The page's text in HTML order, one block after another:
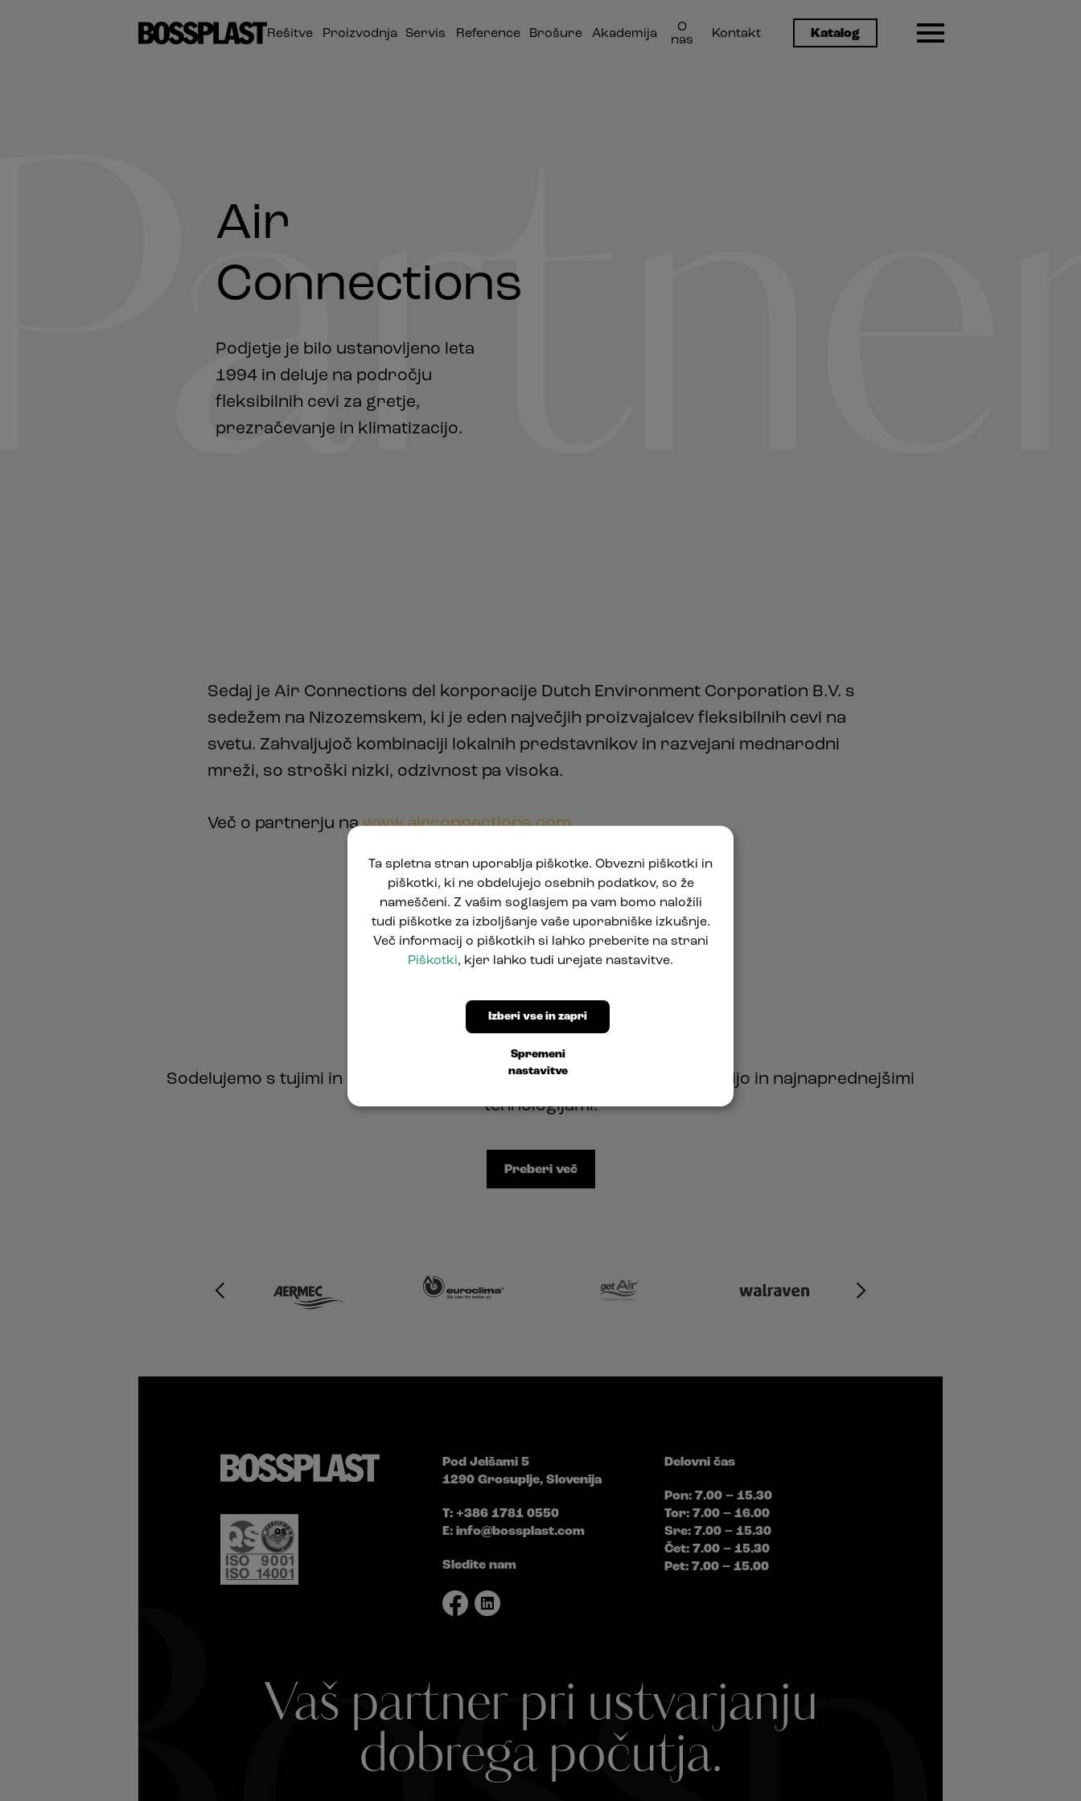
Rešitve Proizvodnja Servis Reference Brošure Akademija
O
nas
Kontakt Katalog
Air
Connections
Podjetje je bilo ustanovljeno leta
1994 in deluje na področju
fleksibilnih cevi za gretje,
prezračevanje in klimatizacijo.
Sedaj je Air Connections del korporacije Dutch Environment Corporation B.V. s
sedežem na Nizozemskem, ki je eden največjih proizvajalcev fleksibilnih cevi na
svetu. Zahvaljujoč kombinaciji lokalnih predstavnikov in razvejani mednarodni
mreži, so stroški nizki, odzivnost pa visoka.
Več o partnerju nawww.airconnections.com.
Naši partnerji
Sodelujemo s tujimi in domačimi podjetji, ki izstopajo z znanjem, tradicijo in najnaprednejšimi
tehnologijami.
Preberi več
Pod Jelšami 5
1290 Grosuplje, Slovenija
T: +386 1781 0550
E: info@bossplast.com
Sledite nam
Delovni čas
Pon: 7.00 – 15.30
Tor: 7.00 – 16.00
Sre: 7.00 – 15.30
Čet: 7.00 – 15.30
Pet: 7.00 – 15.00
Vaš partner pri ustvarjanju
dobrega počutja.
Ta spletna stran uporablja piškotke. Obvezni piškotki in
piškotki, ki ne obdelujejo osebnih podatkov, so že
nameščeni. Z vašim soglasjem pa vam bomo naložili
tudi piškotke za izboljšanje vaše uporabniške izkušnje.
Več informacij o piškotkih si lahko preberite na strani
Piškotki, kjer lahko tudi urejate nastavitve.
Spremeni
nastavitve
Izberi vse in zapri